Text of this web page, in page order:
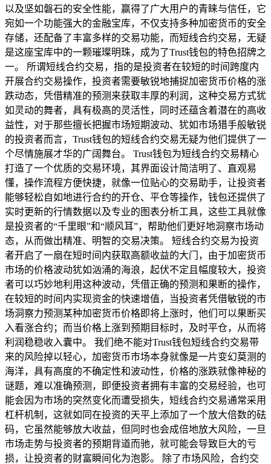
以及坚如磐石的安全性能，赢得了广大用户的青睐与信任，它
宛如一个功能强大的金融宝库，不仅支持多种加密货币的安全
存储，还配备了丰富多样的交易功能，而短线合约交易，无疑
是这座宝库中的一颗璀璨明珠，成为了Trust钱包的特色招牌之
一。 所谓短线合约交易，指的是投资者在较短的时间跨度内
开展合约交易操作，投资者需要敏锐地捕捉加密货币价格的涨
跌动态，凭借精准的预测来获取丰厚的利润，这种交易方式犹
如灵动的舞者，具有极高的灵活性，同时还蕴含着潜在的高收
益性，对于那些擅长把握市场短期波动、犹如市场猎手般敏锐
的投资者而言，Trust钱包的短线合约交易无疑为他们提供了一
个尽情施展才华的广阔舞台。 Trust钱包为短线合约交易精心
打造了一个优质的交易环境，其界面设计简洁明了、直观易
懂，操作流程方便快捷，就像一位贴心的交易助手，让投资者
能够轻松自如地进行合约的开仓、平仓等操作，钱包还提供了
实时更新的行情数据以及专业的图表分析工具，这些工具就像
是投资者的“千里眼”和“顺风耳”，帮助他们更好地洞察市场动
态，从而做出精准、明智的交易决策。 短线合约交易为投资
者开启了一扇在短时间内获取高额收益的大门，由于加密货币
市场的价格波动犹如汹涌的海浪，起伏不定且幅度较大，投资
者可以巧妙地利用这种波动，凭借正确的预测和果断的操作，
在较短的时间内实现资金的快速增值，当投资者凭借敏锐的市
场洞察力预测某种加密货币价格即将上涨时，他们可以果断买
入看涨合约；而当价格上涨到预期目标时，及时平仓，从而将
利润稳稳收入囊中。 我们绝不能对Trust钱包短线合约交易带
来的风险掉以轻心，加密货币市场本身就像是一片变幻莫测的
海洋，具有高度的不确定性和波动性，价格的涨跌就像神秘的
谜题，难以准确预测，即便投资者拥有丰富的交易经验，也可
能会因为市场的突然变化而遭受损失，短线合约交易通常采用
杠杆机制，这就如同在投资的天平上添加了一个放大倍数的砝
码，它虽然能够放大收益，但同时也会成倍地放大风险，一旦
市场走势与投资者的预期背道而驰，就可能会导致巨大的亏
损，让投资者的财富瞬间化为泡影。 除了市场风险，合约交